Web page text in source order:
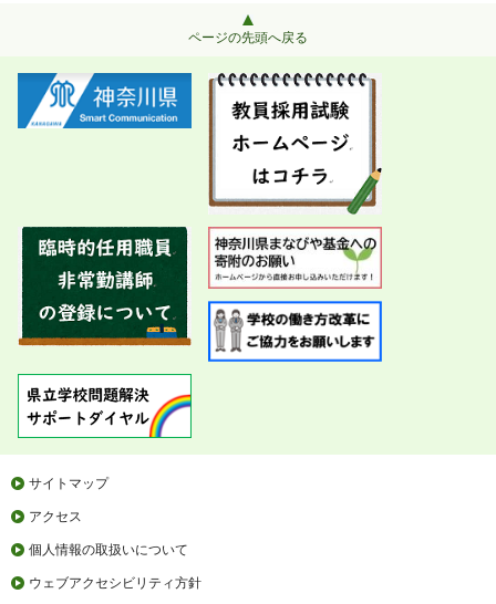
ページの先頭へ戻る
サイトマップ
アクセス
個人情報の取扱いについて
ウェブアクセシビリティ方針